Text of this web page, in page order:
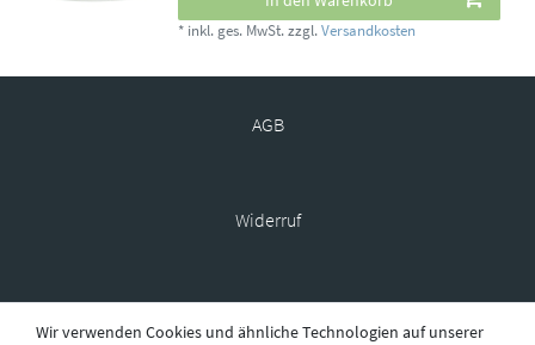
* inkl. ges. MwSt. zzgl.Versandkosten
AGB
Widerruf
Wir verwenden Cookies und ähnliche Technologien auf unserer